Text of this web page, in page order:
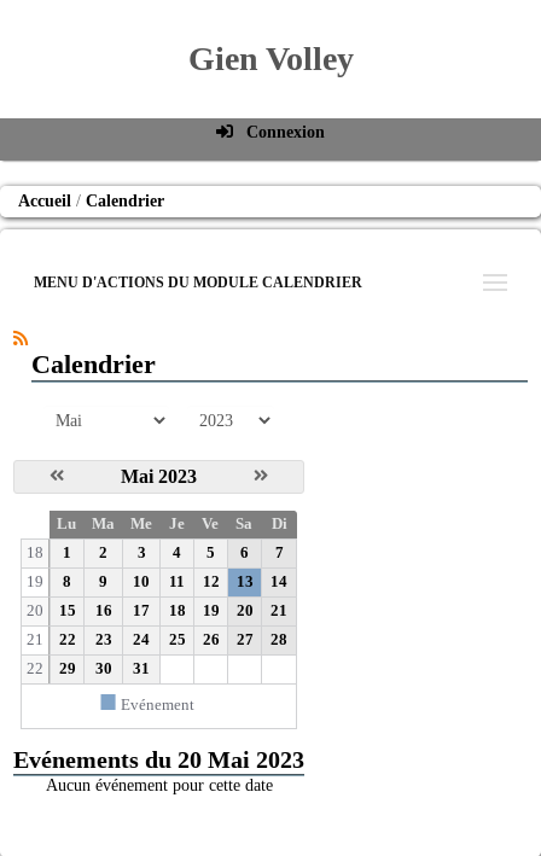
Gien Volley
Connexion
Identifiant de connexion
Mot de passe oublié
Accueil Calendrier
MENU D'ACTIONS DU MODULE CALENDRIER
Calendrier
mois année
Mai 2023
e
Lu Ma Me Je Ve Sa
Di
18
1 2 3 4 5 6
7
19
8 9 10 11 12 13
14
20
15 16 17 18 19 20
21
21
22 23 24 25 26 27
28
22
29 30 31
■ Evénement
Evénements du 20 Mai 2023
Aucun événement pour cette date